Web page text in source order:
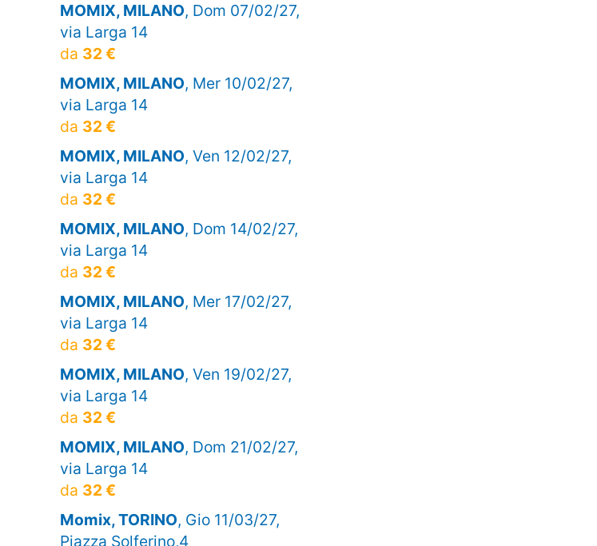
MOMIX, MILANO, Dom 07/02/27,
via Larga 14
da 32 €
MOMIX, MILANO, Mer 10/02/27,
via Larga 14
da 32 €
MOMIX, MILANO, Ven 12/02/27,
via Larga 14
da 32 €
MOMIX, MILANO, Dom 14/02/27,
via Larga 14
da 32 €
MOMIX, MILANO, Mer 17/02/27,
via Larga 14
da 32 €
MOMIX, MILANO, Ven 19/02/27,
via Larga 14
da 32 €
MOMIX, MILANO, Dom 21/02/27,
via Larga 14
da 32 €
Momix, TORINO, Gio 11/03/27,
Piazza Solferino,4